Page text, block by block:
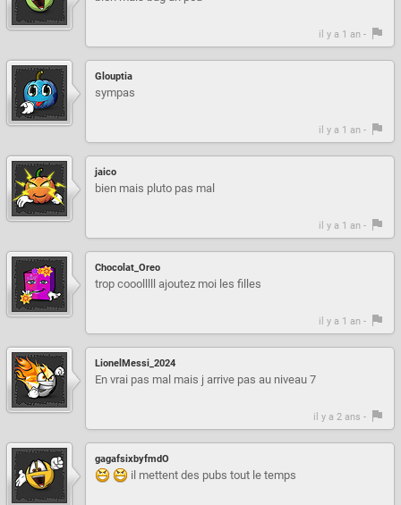
il y a 1 an -
Glouptia
sympas
il y a 1 an -
jaico
bien mais pluto pas mal
il y a 1 an -
Chocolat_Oreo
trop cooolllll ajoutez moi les filles
il y a 1 an -
LionelMessi_2024
En vrai pas mal mais j arrive pas au niveau 7
il y a 2 ans -
gagafsixbyfmdO
il mettent des pubs tout le temps